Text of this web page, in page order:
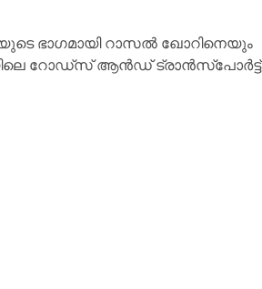
ഭാഗമായി റാസൽ ഖോറിനെയും
റോഡ്‌സ് ആൻഡ് ട്രാൻസ്‌പോർട്ട്